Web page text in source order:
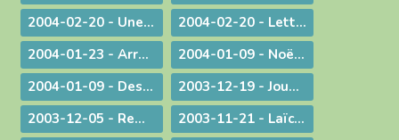
2004-02-20 - Une visite pas comme les autres !
2004-02-20 - Lettre de l'évêque de Belley-Ars aux prêtres du diocèse
2004-01-23 - Arrêt sur image
2004-01-09 - Noël ! "un" Sauveur ou "LE" Sauveur
2004-01-09 - Des voeux de nouvel an tirés de l'actualité
2003-12-19 - Jouez hautbois, résonnez musettes !
2003-12-05 - Remue-ménage au parlement !
2003-11-21 - Laïcité : confiance et appréhension